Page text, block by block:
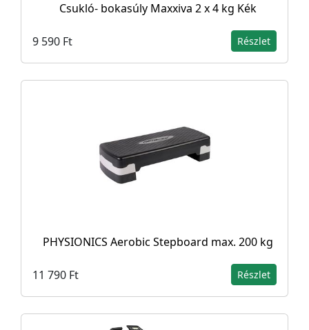
Csukló- bokasúly Maxxiva 2 x 4 kg Kék
9 590 Ft Részlet
PHYSIONICS Aerobic Stepboard max. 200 kg
11 790 Ft Részlet